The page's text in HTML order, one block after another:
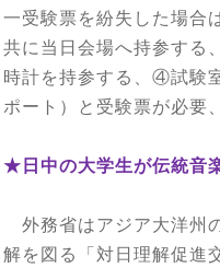
一受験票を紛失した場合
共に当日会場へ持参する
時計を持参する、④試験
ポート）と受験票が必要
★日中の大学生が伝統音
外務省はアジア大洋州
解を図る「対日理解促進